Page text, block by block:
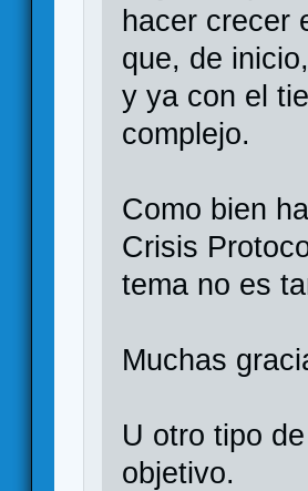
hacer crecer
que, de
y ya con el
complejo.
Como bien
Crisis
tema no es
Muchas
U otro tipo
objetivo.